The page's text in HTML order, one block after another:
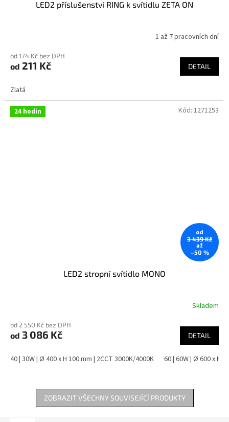
LED2 příslušenství RING k svítidlu ZETA ON
1 až 7 pracovních dní
od 174 Kč bez DPH
od 211 Kč DETAIL
Zlatá
24 hodin
od
3 439 Kč
až
–50 %
LED2 stropní svítidlo MONO
Skladem
od 2 550 Kč bez DPH
od 3 086 Kč DETAIL
40 | 30W | Ø 400 x H 100 mm | 2CCT 3000K/4000K 60 | 60W | Ø 600 x H
Kód: 1271253
ZOBRAZIT VŠECHNY SOUVISEJÍCÍ PRODUKTY